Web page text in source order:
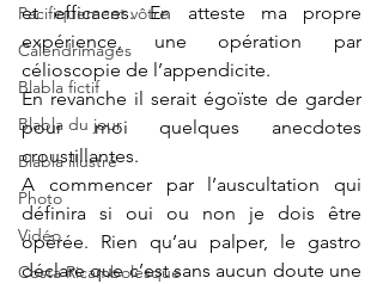
Pacifiquement vôtre
Calendrimages
Blabla fictif
Blabla du jour
Blabla illustré
Photo
Vidéo
Costa Ricambolesque
et efficaces. En atteste ma propre
expérience, une opération par
célioscopie de l’appendicite.
En revanche il serait égoïste de garder
pour moi quelques anecdotes
croustillantes.
A commencer par l’auscultation qui
définira si oui ou non je dois être
opérée. Rien qu’au palper, le gastro
déclare que c’est sans aucun doute une